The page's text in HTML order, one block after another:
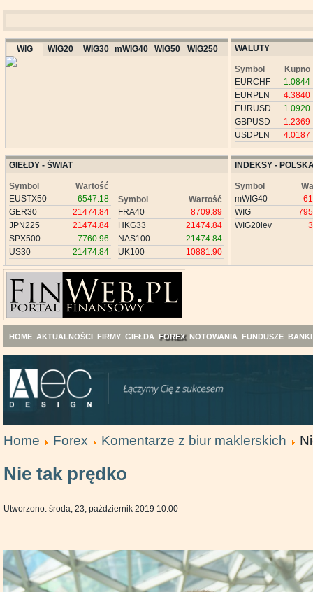
WIG WIG20 WIG30 mWIG40 WIG50 WIG250 WALUTY
Symbol
Kupno
EURCHF
1.0844
EURPLN
4.3840
EURUSD
1.0920
GBPUSD
1.2369
USDPLN
4.0187
GIEŁDY - ŚWIAT
Symbol
Wartość
EUSTX50
6547.18
GER30
21474.84
JPN225
21474.84
SPX500
7760.96
US30
21474.84
Symbol
Wartość
FRA40
8709.89
HKG33
21474.84
NAS100
21474.84
UK100
10881.90
INDEKSY -
Symbol
mWIG40
WIG
WIG20lev
HOME AKTUALNOŚCI FIRMY GIEŁDA FOREX NOTOWANIA FUNDUSZE BANKI
Home Forex Komentarze z biur maklerskich
Nie tak prędko
Utworzono: środa, 23, październik 2019 10:00